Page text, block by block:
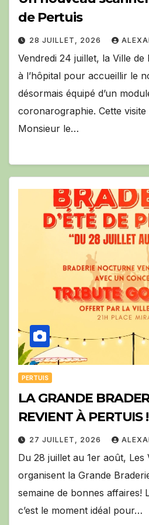
de Pertuis
28 JUILLET, 2026
Vendredi 24 juillet, la Ville de
à l’hôpital pour accueillir le
désormais équipé d’un
coronarographie. Cette
Monsieur le…
PERTUIS
LA GRANDE
REVIENT À PERTUIS !
27 JUILLET, 2026
Du 28 juillet au 1er août, Les
organisent la Grande
semaine de bonnes affaires!
c’est le moment idéal pour…